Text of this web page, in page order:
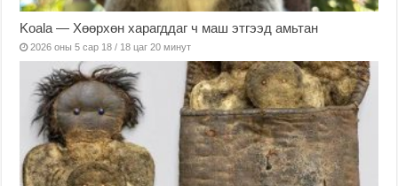
Koala — Хөөрхөн харагддаг ч маш этгээд амьтан
2026 оны 5 сар 18 / 18 цаг 20 минут